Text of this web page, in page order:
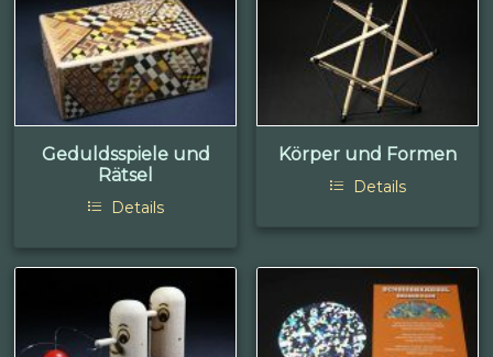
Geduldsspiele und
Rätsel
Details
Körper und Formen
Details